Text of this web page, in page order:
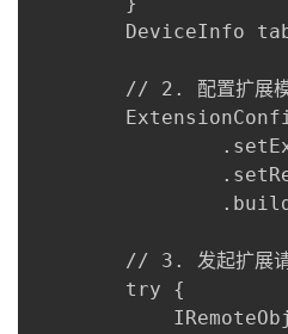
DeviceInfo
// 2. 配置扩展模
// 3. 发起扩展
        try {